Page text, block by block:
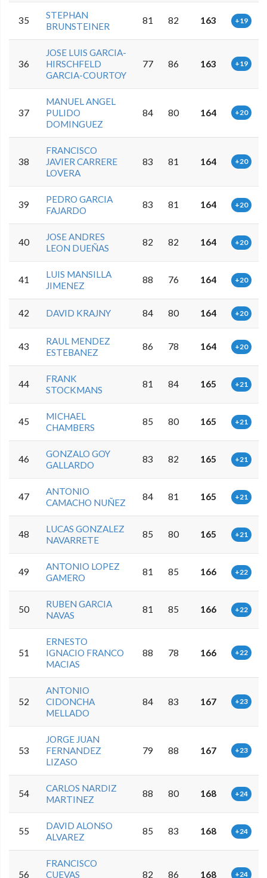
35
STEPHAN
BRUNSTEINER
81 82 163 +19
36
JOSE LUIS GARCIA-
HIRSCHFELD
GARCIA-COURTOY
77 86 163 +19
37
MANUEL ANGEL
PULIDO
DOMINGUEZ
84 80 164 +20
38
FRANCISCO
JAVIER CARRERE
LOVERA
83 81 164 +20
39
PEDRO GARCIA
FAJARDO
83 81 164 +20
40
JOSE ANDRES
LEON DUEÑAS
82 82 164 +20
41
LUIS MANSILLA
JIMENEZ
88 76 164 +20
42 DAVID KRAJNY 84 80 164 +20
43
RAUL MENDEZ
ESTEBANEZ
86 78 164 +20
44
FRANK
STOCKMANS
81 84 165 +21
45
MICHAEL
CHAMBERS
85 80 165 +21
46
GONZALO GOY
GALLARDO
83 82 165 +21
47
ANTONIO
CAMACHO NUÑEZ
84 81 165 +21
48
LUCAS GONZALEZ
NAVARRETE
85 80 165 +21
49
ANTONIO LOPEZ
GAMERO
81 85 166 +22
50
RUBEN GARCIA
NAVAS
81 85 166 +22
51
ERNESTO
IGNACIO FRANCO
MACIAS
88 78 166 +22
52
ANTONIO
CIDONCHA
MELLADO
84 83 167 +23
53
JORGE JUAN
FERNANDEZ
LIZASO
79 88 167 +23
54
CARLOS NARDIZ
MARTINEZ
88 80 168 +24
55
DAVID ALONSO
ALVAREZ
85 83 168 +24
56
FRANCISCO
CUEVAS
82 86 168 +24